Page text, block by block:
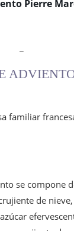
Pierre
familiar
se compone
de